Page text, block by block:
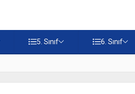
5. Sınıf 6. Sınıf